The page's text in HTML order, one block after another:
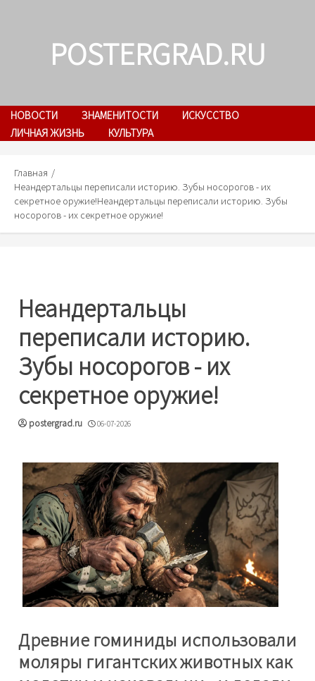
POSTERGRAD.RU
НОВОСТИ ЗНАМЕНИТОСТИ
ИСКУССТВО
ЛИЧНАЯ ЖИЗНЬ
КУЛЬТУРА
Главная
Неандертальцы переписали историю. Зубы носорогов - их
секретное оружие!Неандертальцы переписали историю. Зубы
носорогов - их секретное оружие!
Неандертальцы
переписали историю.
Зубы носорогов - их
секретное оружие!
postergrad.ru 06-07-2026
Древние гоминиды использовали
моляры гигантских животных как